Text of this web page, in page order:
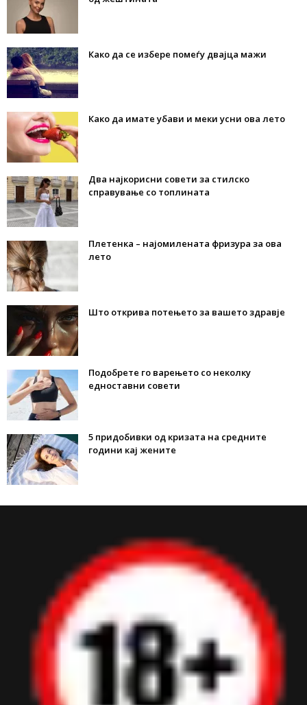
Како да се избере помеѓу двајца мажи
Како да имате убави и меки усни ова лето
Два најкорисни совети за стилско
справување со топлината
Плетенка – најомилената фризура за ова
лето
Што открива потењето за вашето здравје
Подобрете го варењето со неколку
едноставни совети
5 придобивки од кризата на средните
години кај жените